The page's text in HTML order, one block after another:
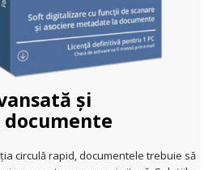
și
circulă rapid, documentele trebuie să